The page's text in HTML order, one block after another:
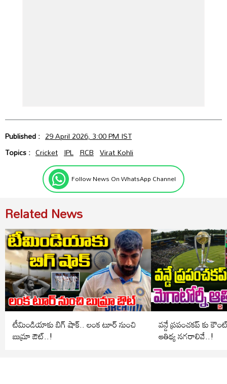
Published : 29 April 2026, 3:00 PM IST
Topics : Cricket IPL RCB Virat Kohli
Follow News On WhatsApp Channel
Related News
టీమిండియాకు బిగ్ షాక్.. లంక టూర్ నుంచి
బుమ్రా ఔట్..!
వన్డే ప్రపంచకప్ కు
ఆతిథ్య నగరాలివే..!